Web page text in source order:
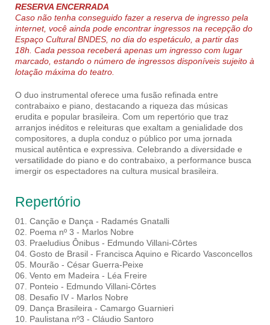
RESERVA ENCERRADA
Caso não tenha conseguido fazer a reserva de ingresso pela
internet, você ainda pode encontrar ingressos na recepção do
Espaço Cultural BNDES, no dia do espetáculo, a partir das
18h. Cada pessoa receberá apenas um ingresso com lugar
marcado, estando o número de ingressos disponíveis sujeito à
lotação máxima do teatro.
O duo instrumental oferece uma fusão refinada entre
contrabaixo e piano, destacando a riqueza das músicas
erudita e popular brasileira. Com um repertório que traz
arranjos inéditos e releituras que exaltam a genialidade dos
compositores, a dupla conduz o público por uma jornada
musical autêntica e expressiva. Celebrando a diversidade e
versatilidade do piano e do contrabaixo, a performance busca
imergir os espectadores na cultura musical brasileira.
Repertório
01. Canção e Dança - Radamés Gnatalli
02. Poema nº 3 - Marlos Nobre
03. Praeludius Ônibus - Edmundo Villani-Côrtes
04. Gosto de Brasil - Francisca Aquino e Ricardo Vasconcellos
05. Mourão - César Guerra-Peixe
06. Vento em Madeira - Léa Freire
07. Ponteio - Edmundo Villani-Côrtes
08. Desafio IV - Marlos Nobre
09. Dança Brasileira - Camargo Guarnieri
10. Paulistana nº3 - Cláudio Santoro